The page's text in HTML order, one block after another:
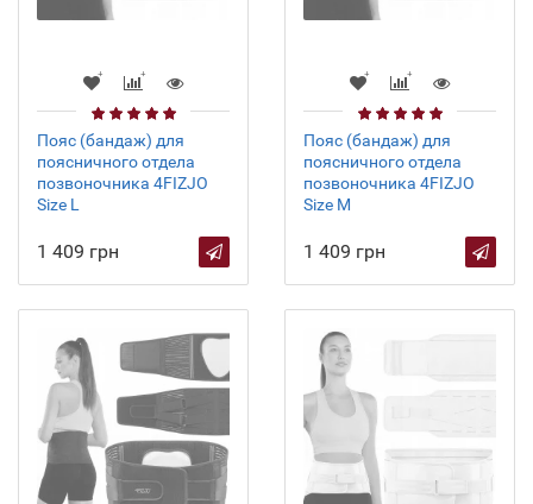
Пояс (бандаж) для
поясничного отдела
позвоночника 4FIZJO
Size L
1 409 грн
Пояс (бандаж) для
поясничного отдела
позвоночника 4FIZJO
Size M
1 409 грн